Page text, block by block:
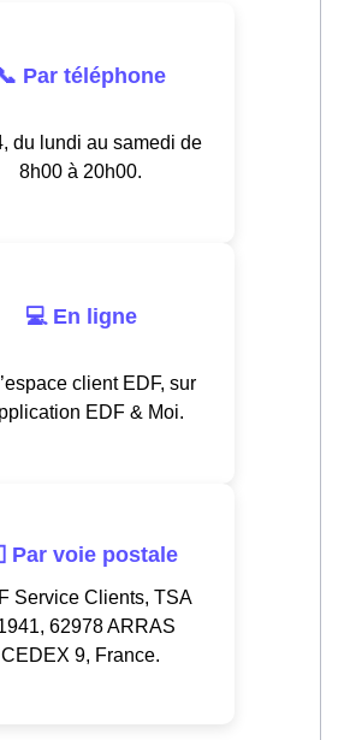
Par téléphone
du lundi au samedi de
8h00 à 20h00.
💻 En ligne
client EDF, sur
EDF & Moi.
Par voie postale
Service Clients, TSA
62978 ARRAS
CEDEX 9, France.